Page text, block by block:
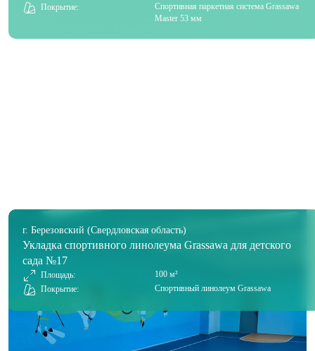
Покрытие:
Спортивная паркетная система Grassawa
Master 53 мм
г. Березовский (Свердловская область)
Укладка спортивного линолеума Grassawa для детского
сада №17
Площадь:
100 м²
Покрытие:
Спортивный линолеум Grassawa